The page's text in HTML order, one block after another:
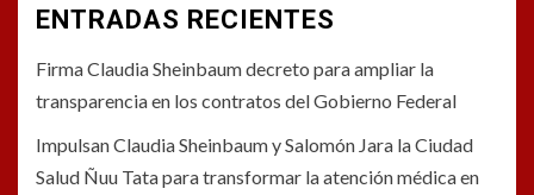
ENTRADAS RECIENTES
Firma Claudia Sheinbaum decreto para ampliar la
transparencia en los contratos del Gobierno Federal
Impulsan Claudia Sheinbaum y Salomón Jara la Ciudad
Salud Ñuu Tata para transformar la atención médica en